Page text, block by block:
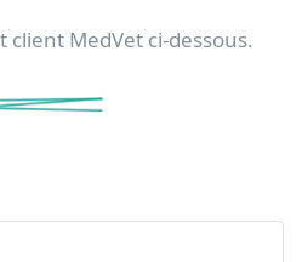
client MedVet ci-dessous.